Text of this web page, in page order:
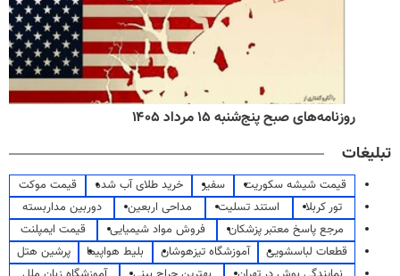
روزنامه‌های صبح پنج‌شنبه ۱۵ مرداد ۱۴۰۵
تبلیغات
قیمت شیشه سکوریت سفیر خرید طلای آب شده
قیمت موکت
تور کربلا
استند تسلیت مداحی اربعین
دوربین مداربسته
مرجع پاسخ معتبر پزشکان
فروش مواد شیمیایی
قیمت ایمپلنت
قطعات لباسشویی
آموزشگاه تیزهوشان بلیط هواپیما
پرشین هتل